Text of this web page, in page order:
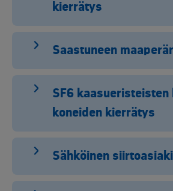
kierrätys
Saastuneen
SF6 kaasueristeisten
koneiden kierrätys
Sähköinen